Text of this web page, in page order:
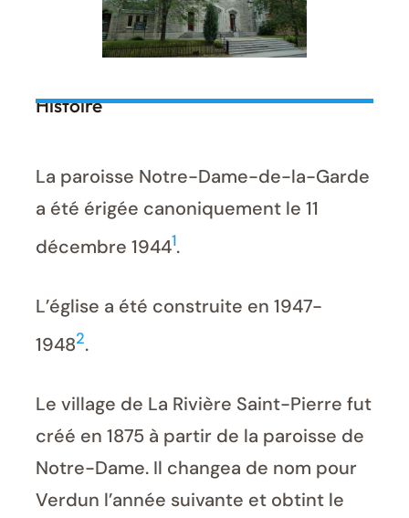
Histoire
La paroisse Notre-Dame-de-la-Garde
a été érigée canoniquement le 11
décembre 19441.
L’église a été construite en 1947-
19482.
Le village de La Rivière Saint-Pierre fut
créé en 1875 à partir de la paroisse de
Notre-Dame. Il changea de nom pour
Verdun l’année suivante et obtint le